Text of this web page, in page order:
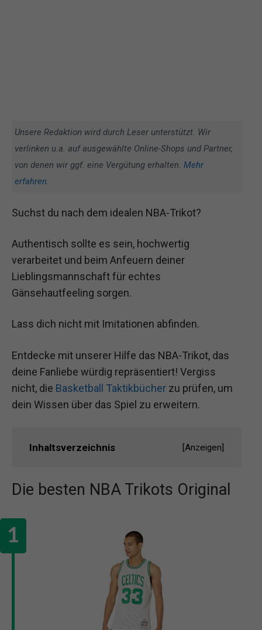
Unsere Redaktion wird durch Leser unterstützt. Wir
verlinken u.a. auf ausgewählte Online-Shops und Partner,
von denen wir ggf. eine Vergütung erhalten. Mehr
erfahren.
Suchst du nach dem idealen NBA-Trikot?
Authentisch sollte es sein, hochwertig
verarbeitet und beim Anfeuern deiner
Lieblingsmannschaft für echtes
Gänsehautfeeling sorgen.
Lass dich nicht mit Imitationen abfinden.
Entdecke mit unserer Hilfe das NBA-Trikot, das
deine Fanliebe würdig repräsentiert! Vergiss
nicht, die Basketball Taktikbücher zu prüfen, um
dein Wissen über das Spiel zu erweitern.
Inhaltsverzeichnis [Anzeigen]
Die besten NBA Trikots Original